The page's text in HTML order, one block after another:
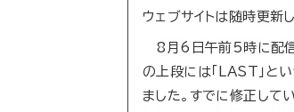
ウェブサイトは随時更新し
8月6日午前5時に配信
の上段には「LAST」と
ました。すでに修正して